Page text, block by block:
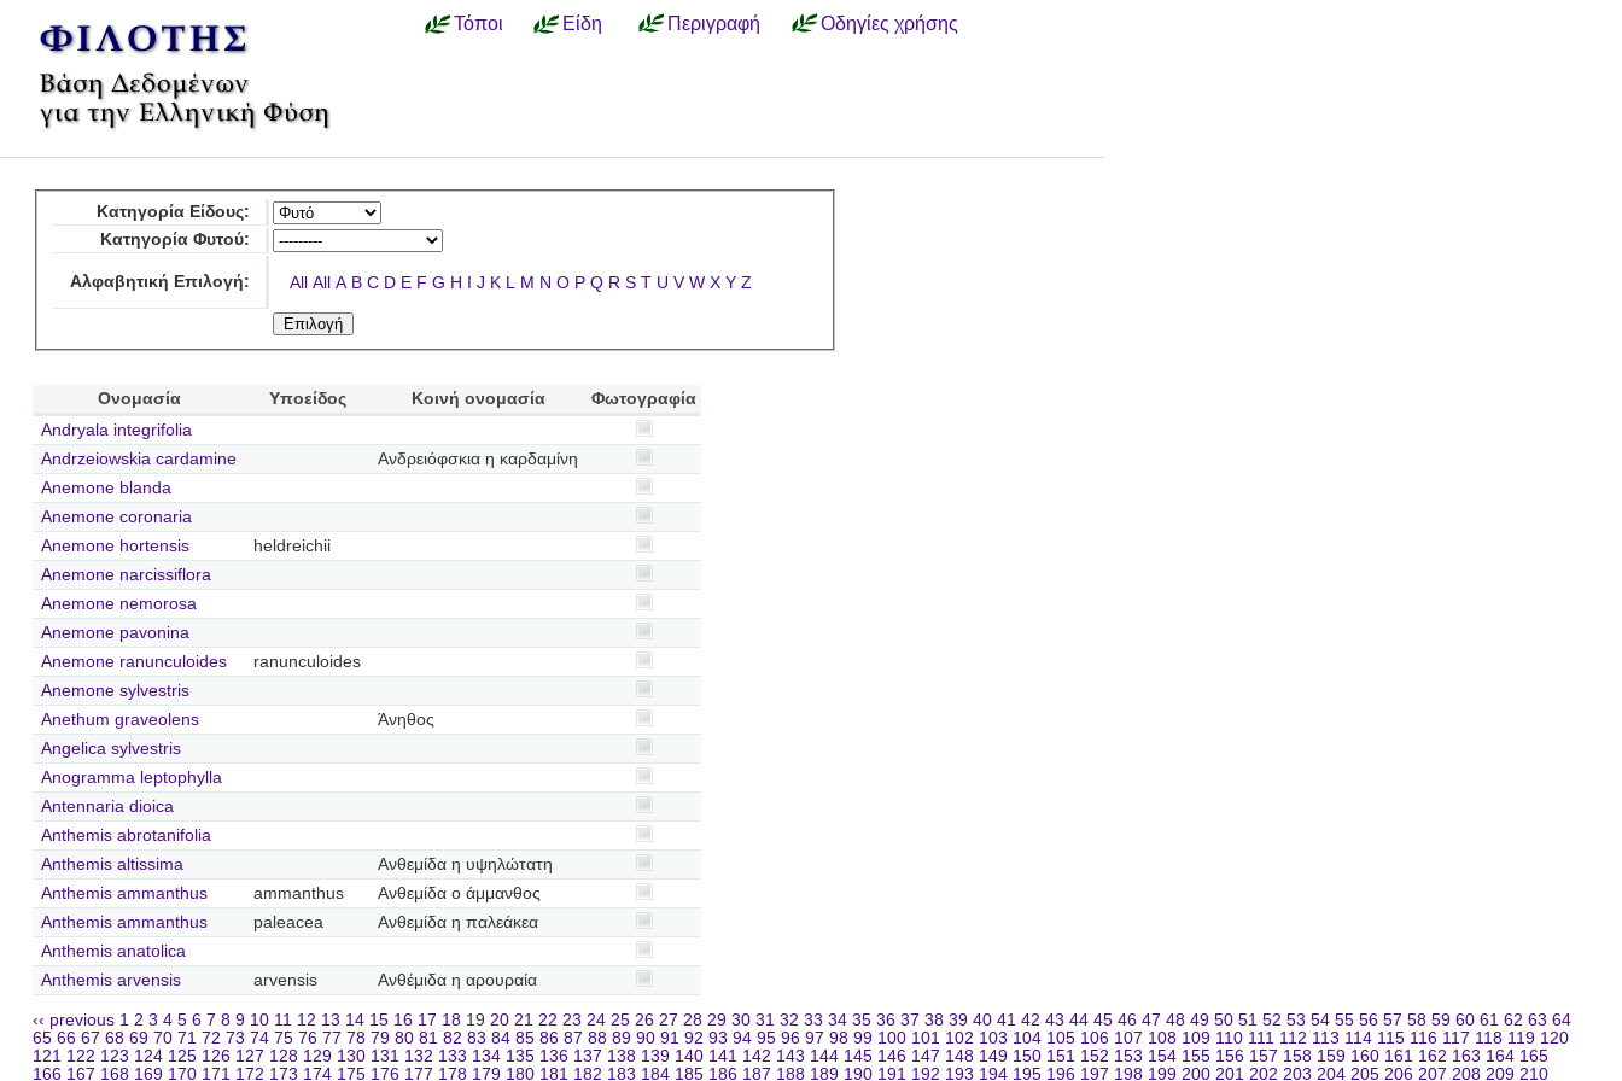
Τόποι Είδη Περιγραφή Οδηγίες χρήσης
Κατηγορία Είδους:
Κατηγορία Φυτού:
Αλφαβητική Επιλογή: All All A B C D E F G H I J K L M N O P Q R S T U V W X Y Z
Ονομασία Υποείδος Κοινή ονομασία
Φωτογραφία
Andryala integrifolia
Andrzeiowskia cardamine
Ανδρειόφσκια η καρδαμίνη
Anemone blanda
Anemone coronaria
Anemone hortensis
heldreichii
Anemone narcissiflora
Anemone nemorosa
Anemone pavonina
Anemone ranunculoides
ranunculoides
Anemone sylvestris
Anethum graveolens
Άνηθος
Angelica sylvestris
Anogramma leptophylla
Antennaria dioica
Anthemis abrotanifolia
Anthemis altissima
Ανθεμίδα η υψηλώτατη
Anthemis ammanthus
ammanthus
Ανθεμίδα ο άμμανθος
Anthemis ammanthus
paleacea
Ανθεμίδα η παλεάκεα
Anthemis anatolica
Anthemis arvensis
arvensis Ανθέμιδα η αρουραία
‹‹ previous 1 2 3 4 5 6 7 8 9 10 11 12 13 14 15 16 17 18 19 20 21 22 23 24 25 26 27 28 29 30 31 32 33 34 35 36 37 38 39 40 41 42 43 44 45 46 47 48 49 50 51 52 53 54 55 56 57 58 59 60 61 62 63 64
65 66 67 68 69 70 71 72 73 74 75 76 77 78 79 80 81 82 83 84 85 86 87 88 89 90 91 92 93 94 95 96 97 98 99 100 101 102 103 104 105 106 107 108 109 110 111 112 113 114 115 116 117 118 119 120
121 122 123 124 125 126 127 128 129 130 131 132 133 134 135 136 137 138 139 140 141 142 143 144 145 146 147 148 149 150 151 152 153 154 155 156 157 158 159 160 161 162 163 164 165
166 167 168 169 170 171 172 173 174 175 176 177 178 179 180 181 182 183 184 185 186 187 188 189 190 191 192 193 194 195 196 197 198 199 200 201 202 203 204 205 206 207 208 209 210